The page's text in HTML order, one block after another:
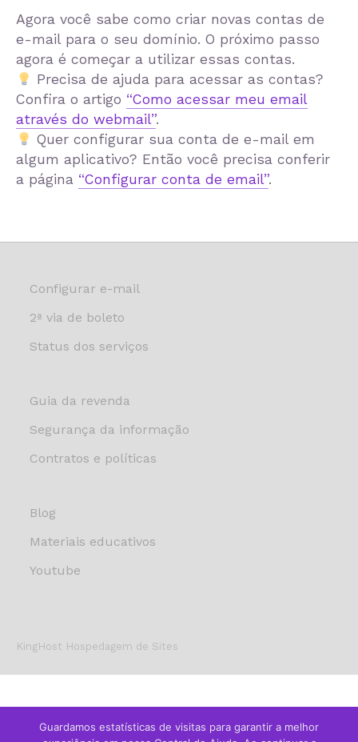
Agora você sabe como criar novas contas de
e-mail para o seu domínio. O próximo passo
agora é começar a utilizar essas contas.
Precisa de ajuda para acessar as contas?
Confira o artigo “Como acessar meu email
através do webmail”.
Quer configurar sua conta de e-mail em
algum aplicativo? Então você precisa conferir
a página “Configurar conta de email”.
Configurar e-mail
2ª via de boleto
Status dos serviços
Guia da revenda
Segurança da informação
Contratos e políticas
Blog
Materiais educativos
Youtube
KingHost Hospedagem de Sites
Guardamos estatísticas de visitas para garantir a melhor